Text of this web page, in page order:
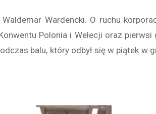
Wardencki. O ruchu
Polonia i Welecji oraz
balu, który odbył się w piątek w